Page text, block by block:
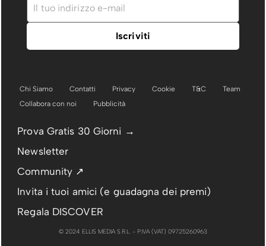
Chi Siamo Contatti Privacy Cookie T&C
Team
Collabora con noi
Pubblicità
Prova Gratis 30 Giorni →
Newsletter
Community ↗
Invita i tuoi amici (e guadagna dei premi)
Regala DISCOVER
© 2024 ELLIS MEDIA S.R.L. - P.IVA (VAT) 09725260963